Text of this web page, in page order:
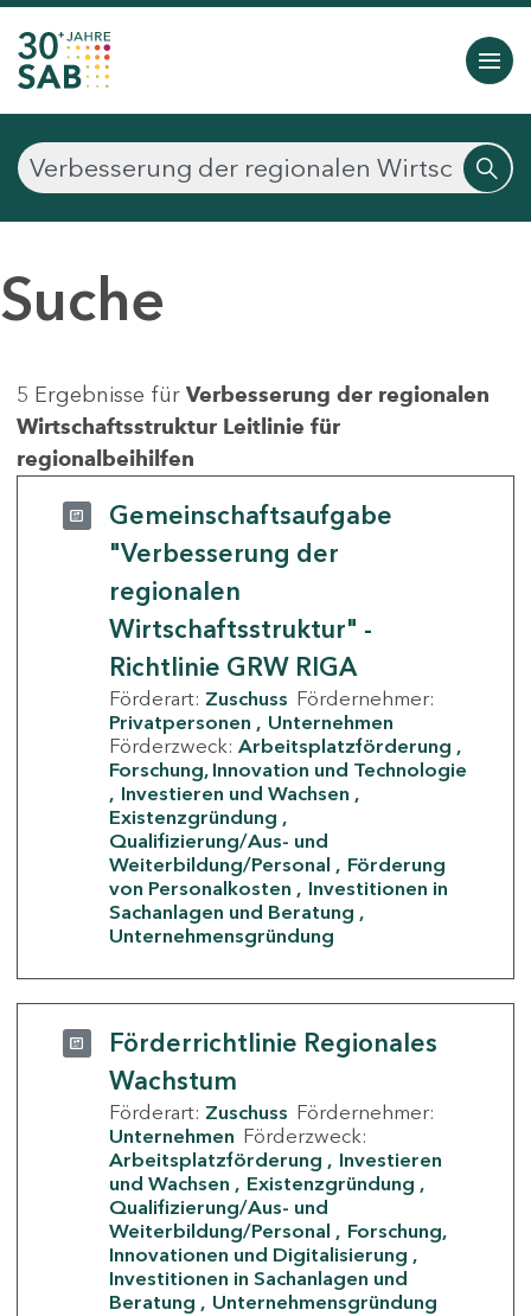
Suche
5 Ergebnisse für Verbesserung der regionalen
Wirtschaftsstruktur Leitlinie für
regionalbeihilfen
Gemeinschaftsaufgabe
"Verbesserung der
regionalen
Wirtschaftsstruktur" -
Richtlinie GRW RIGA
Förderart: Zuschuss Fördernehmer:
Privatpersonen
Unternehmen
Förderzweck: Arbeitsplatzförderung
Forschung, Innovation und Technologie
Investieren und Wachsen
Existenzgründung
Qualifizierung/Aus- und
Weiterbildung/Personal
Förderung
von Personalkosten
Investitionen in
Sachanlagen und Beratung
Unternehmensgründung
Förderrichtlinie Regionales
Wachstum
Förderart: Zuschuss Fördernehmer:
Unternehmen Förderzweck:
Arbeitsplatzförderung
Investieren
und Wachsen
Existenzgründung
Qualifizierung/Aus- und
Weiterbildung/Personal
Forschung,
Innovationen und Digitalisierung
Investitionen in Sachanlagen und
Beratung
Unternehmensgründung